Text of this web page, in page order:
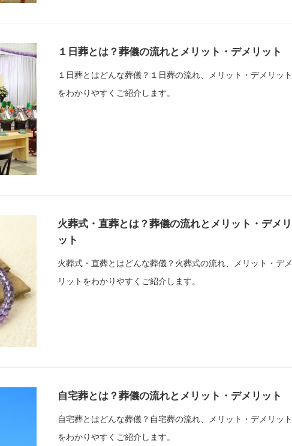
１日葬とは？葬儀の流れとメリット・デメリット
１日葬とはどんな葬儀？１日葬の流れ、メリット・デメリット
をわかりやすくご紹介します。
火葬式・直葬とは？葬儀の流れとメリット・デメリ
ット
火葬式・直葬とはどんな葬儀？火葬式の流れ、メリット・デメ
リットをわかりやすくご紹介します。
自宅葬とは？葬儀の流れとメリット・デメリット
自宅葬とはどんな葬儀？自宅葬の流れ、メリット・デメリット
をわかりやすくご紹介します。